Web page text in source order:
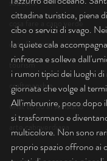
souvenir
cosa fare a capo verde
cosa fare a sal
tourism
craftmanship
what to do in sal island
arte caboverdiana
cittadina turistica, piena
cibo o servizi di svago.
la quiete cala
rinfresca e solleva
i rumori tipici dei luoghi di
giornata che volge al
All'imbrunire, poco dopo
si trasformano e
multicolore. Non sono
proprio spazio offrono ai